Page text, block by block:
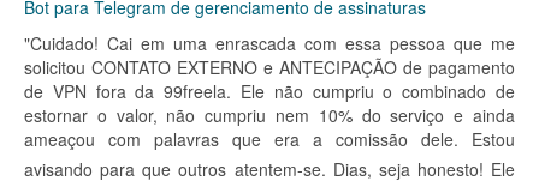
Bot para Telegram de gerenciamento de assinaturas
"Cuidado! Cai em uma enrascada com essa pessoa que me
solicitou CONTATO EXTERNO e ANTECIPAÇÃO de pagamento
de VPN fora da 99freela. Ele não cumpriu o combinado de
estornar o valor, não cumpriu nem 10% do serviço e ainda
ameaçou com palavras que era a comissão dele. Estou
avisando para que outros atentem-se. Dias, seja honesto! Ele